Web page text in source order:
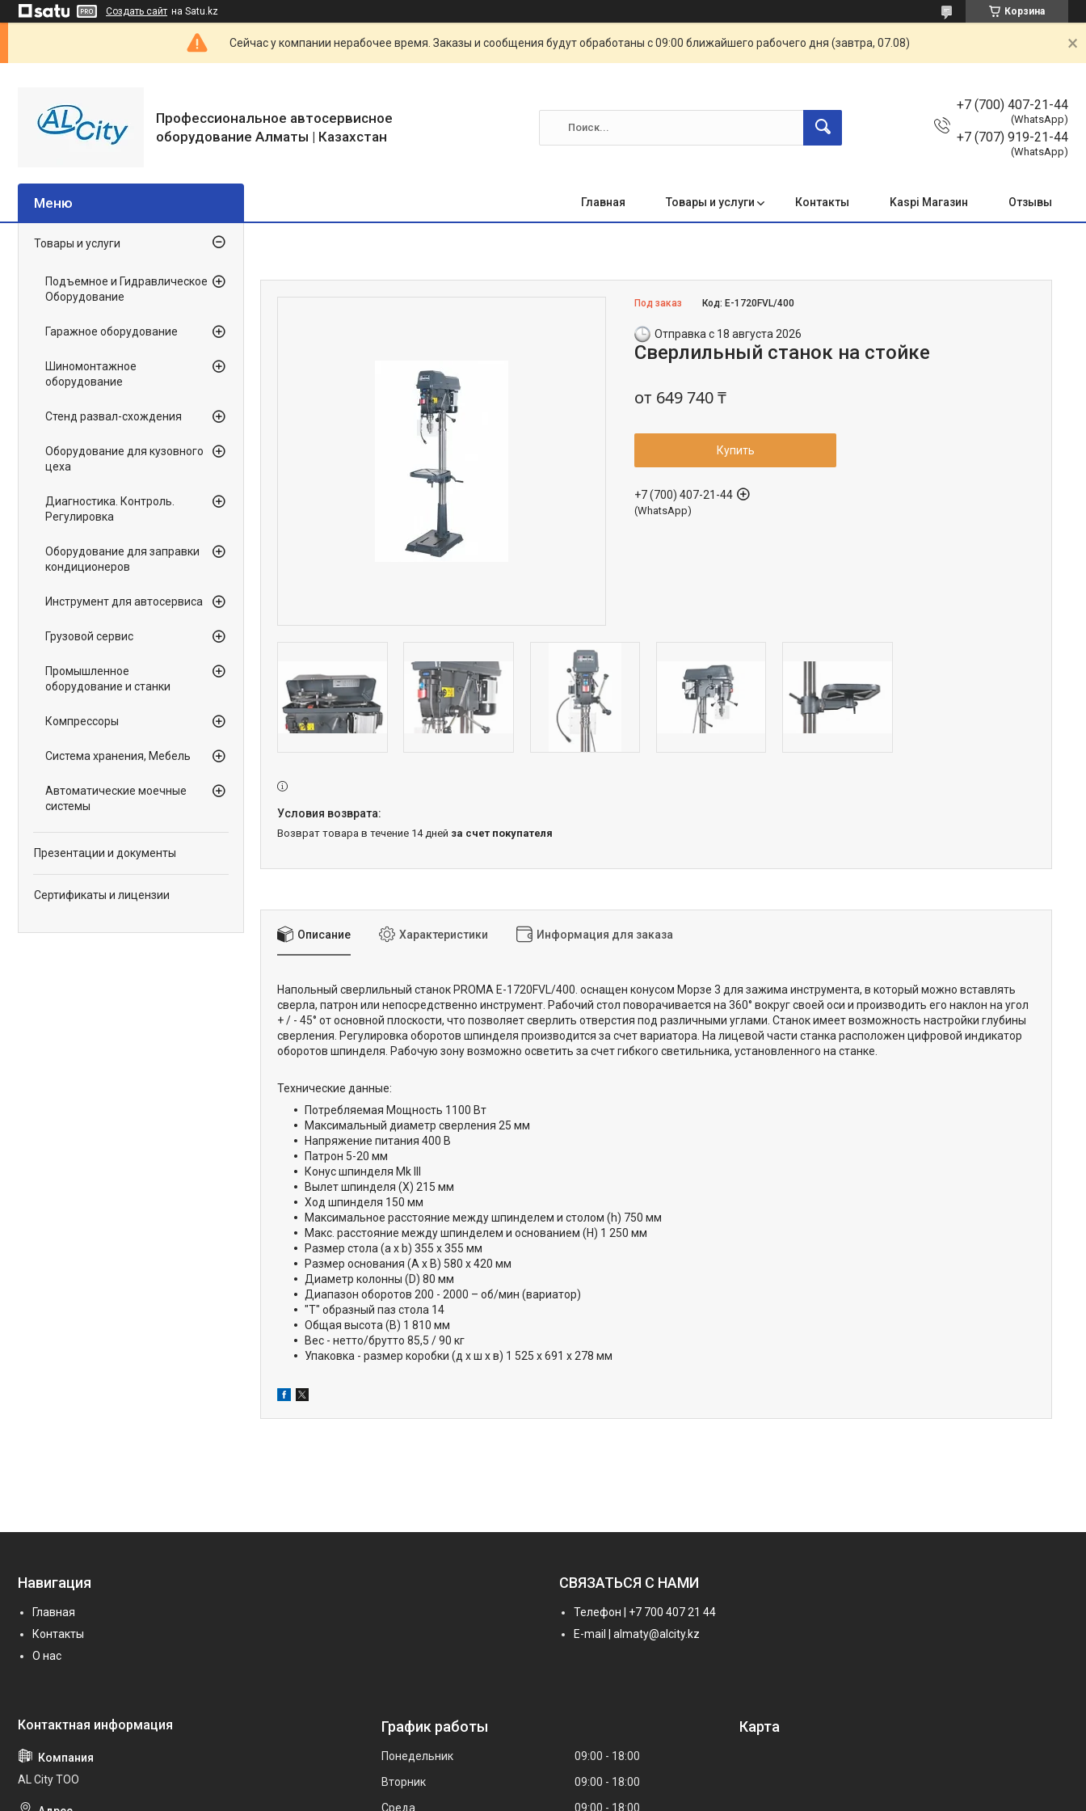
Создать сайт на Satu.kz Корзина
Сейчас у компании нерабочее время. Заказы и сообщения будут обработаны с 09:00 ближайшего рабочего дня (завтра, 07.08)
Профессиональное автосервисное
оборудование Алматы | Казахстан
+7 (700) 407-21-44
(WhatsApp)
+7 (707) 919-21-44
(WhatsApp)
Главная Товары и услуги Контакты Kaspi Магазин Отзывы
Под заказ Код: E-1720FVL/400
Отправка с 18 августа 2026
Сверлильный станок на стойке
от 649 740 ₸
Купить
+7 (700) 407-21-44
(WhatsApp)
возврат товара в течение 14 дней за счет покупателя
Описание Характеристики Информация для заказа
Напольный сверлильный станок PROMA E-1720FVL/400. оснащен конусом Морзе 3 для зажима инструмента, в который можно вставлять
сверла, патрон или непосредственно инструмент. Рабочий стол поворачивается на 360° вокруг своей оси и производить его наклон на угол
+ / - 45° от основной плоскости, что позволяет сверлить отверстия под различными углами. Станок имеет возможность настройки глубины
сверления. Регулировка оборотов шпинделя производится за счет вариатора. На лицевой части станка расположен цифровой индикатор
оборотов шпинделя. Рабочую зону возможно осветить за счет гибкого светильника, установленного на станке.
Технические данные:
Потребляемая Мощность 1100 Вт
Максимальный диаметр сверления 25 мм
Напряжение питания 400 В
Патрон 5-20 мм
Конус шпинделя Mk III
Вылет шпинделя (X) 215 мм
Ход шпинделя 150 мм
Максимальное расстояние между шпинделем и столом (h) 750 мм
Макс. расстояние между шпинделем и основанием (H) 1 250 мм
Размер стола (a x b) 355 x 355 мм
Размер основания (A x B) 580 x 420 мм
Диаметр колонны (D) 80 мм
Диапазон оборотов 200 - 2000 – об/мин (вариатор)
"Т" образный паз стола 14
Общая высота (В) 1 810 мм
Вес - нетто/брутто 85,5 / 90 кг
Упаковка - размер коробки (д x ш x в) 1 525 х 691 х 278 мм
Товары и услуги
Подъемное и Гидравлическое
Оборудование
Гаражное оборудование
Шиномонтажное
оборудование
Стенд развал-схождения
Оборудование для кузовного
цеха
Диагностика. Контроль.
Регулировка
Оборудование для заправки
кондиционеров
Инструмент для автосервиса
Грузовой сервис
Промышленное
оборудование и станки
Компрессоры
Система хранения, Мебель
Автоматические моечные
системы
Презентации и документы
Сертификаты и лицензии
Навигация
Главная
Контакты
О нас
СВЯЗАТЬСЯ С НАМИ
Телефон | +7 700 407 21 44
E-mail | almaty@alcity.kz
AL City ТОО
График работы
Понедельник 09:00
18:00
Вторник
09:00
18:00
Среда
09:00 18:00
Карта